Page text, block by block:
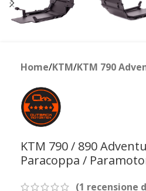
Home/KTM/KTM 790
KTM 790 / 890
Paracoppa /
(1 recensione